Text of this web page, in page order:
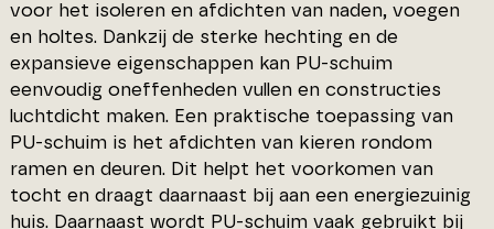
voor het isoleren en afdichten van naden, voegen
en holtes. Dankzij de sterke hechting en de
expansieve eigenschappen kan PU-schuim
eenvoudig oneffenheden vullen en constructies
luchtdicht maken. Een praktische toepassing van
PU-schuim is het afdichten van kieren rondom
ramen en deuren. Dit helpt het voorkomen van
tocht en draagt daarnaast bij aan een energiezuinig
huis. Daarnaast wordt PU-schuim vaak gebruikt bij